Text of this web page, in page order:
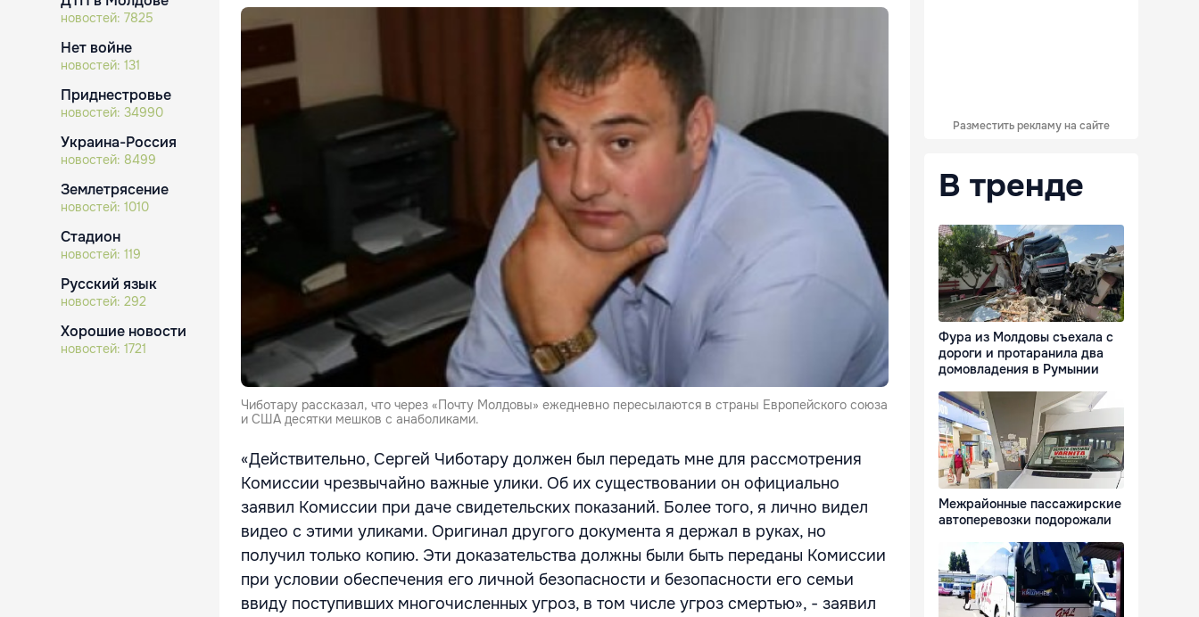
новостей: 7825
Нет войне
новостей: 131
Приднестровье
новостей: 34990
Украина-Россия
новостей: 8499
Землетрясение
новостей: 1010
Стадион
новостей: 119
Русский язык
новостей: 292
Хорошие новости
новостей: 1721
Чиботару рассказал, что через «Почту Молдовы» ежедневно пересылаются в страны Европейского союза
и США десятки мешков с анаболиками.
«Действительно, Сергей Чиботару должен был передать мне для рассмотрения
Комиссии чрезвычайно важные улики. Об их существовании он официально
заявил Комиссии при даче свидетельских показаний. Более того, я лично видел
видео с этими уликами. Оригинал другого документа я держал в руках, но
получил только копию. Эти доказательства должны были быть переданы Комиссии
при условии обеспечения его личной безопасности и безопасности его семьи
ввиду поступивших многочисленных угроз, в том числе угроз смертью», - заявил
Разместить рекламу на сайте
В тренде
Фура из Молдовы съехала с
дороги и протаранила два
домовладения в Румынии
Межрайонные пассажирские
автоперевозки подорожали